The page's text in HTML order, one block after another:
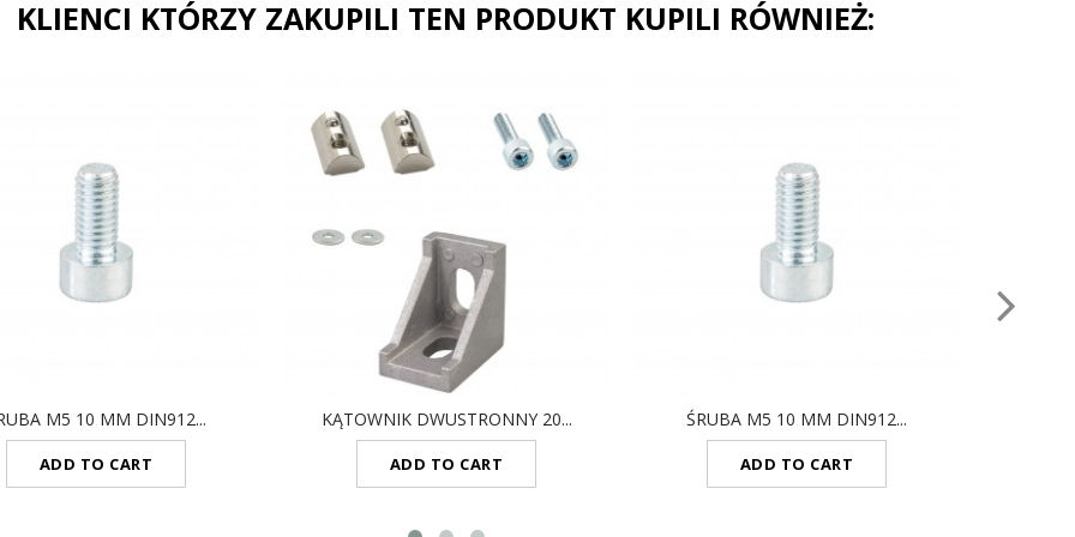
KLIENCI KTÓRZY ZAKUPILI TEN PRODUKT KUPILI RÓWNIEŻ:
M5 10 MM DIN912...
ADD TO CART
KĄTOWNIK DWUSTRONNY 20...
ADD TO CART
ŚRUBA M5 10 MM DIN912...
ADD TO CART